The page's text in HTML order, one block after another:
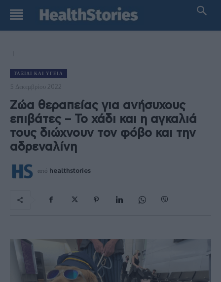
ΤΑΞΊΔΙ ΚΑΙ ΥΓΕΊΑ
5 Δεκεμβρίου 2022
Ζώα θεραπείας για ανήσυχους
επιβάτες – Το χάδι και η αγκαλιά
τους διώχνουν τον φόβο και την
αδρεναλίνη
από healthstories